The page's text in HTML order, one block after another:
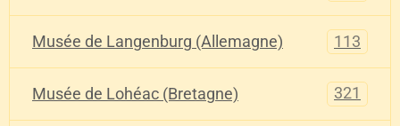
Musée de Langenburg (Allemagne) 113
Musée de Lohéac (Bretagne) 321